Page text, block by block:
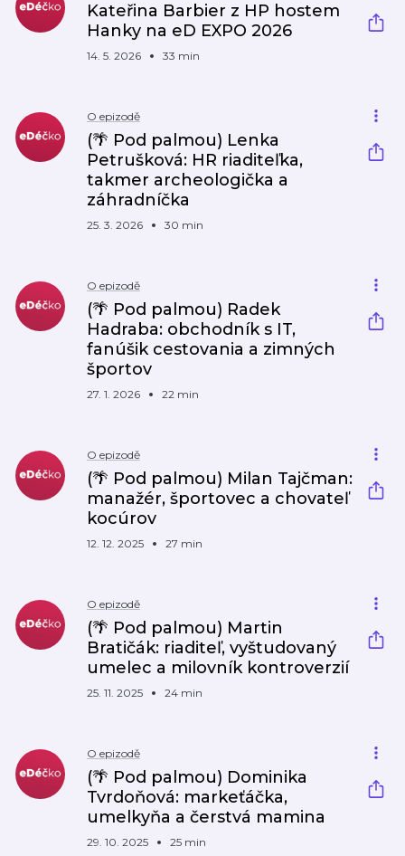
Kateřina Barbier z HP hostem
Hanky na eD EXPO 2026
14. 5. 2026 33 min
O epizodě
(🌴 Pod palmou) Lenka
Petrušková: HR riaditeľka,
takmer archeologička a
záhradníčka
25. 3. 2026 30 min
O epizodě
(🌴 Pod palmou) Radek
Hadraba: obchodník s IT,
fanúšik cestovania a zimných
športov
27. 1. 2026 22 min
O epizodě
(🌴 Pod palmou) Milan Tajčman:
manažér, športovec a chovateľ
kocúrov
12. 12. 2025 27 min
O epizodě
(🌴 Pod palmou) Martin
Bratičák: riaditeľ, vyštudovaný
umelec a milovník kontroverzií
25. 11. 2025 24 min
O epizodě
(🌴 Pod palmou) Dominika
Tvrdoňová: markeťáčka,
umelkyňa a čerstvá mamina
29. 10. 2025 25 min